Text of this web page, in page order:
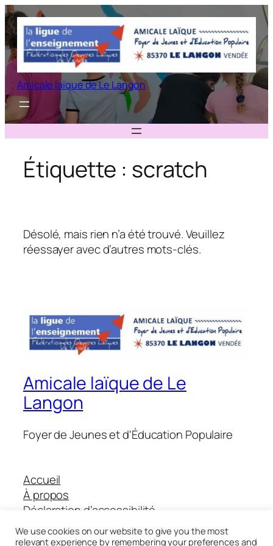
Aller
au
contenu
Amicale laïque de Le Langon
Étiquette : scratch
Désolé, mais rien n’a été trouvé. Veuillez
réessayer avec d’autres mots-clés.
Amicale laïque de Le
Langon
Foyer de Jeunes et d'Éducation Populaire
Accueil
À propos
Déclaration d’accessibilité
Boutique Helloasso
We use cookies on our website to give you the most
relevant experience by remembering your preferences and